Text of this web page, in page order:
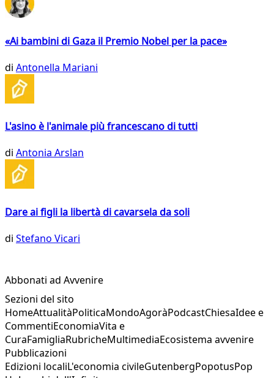
«Ai bambini di Gaza il Premio Nobel per la pace»
di Antonella Mariani
L'asino è l'animale più francescano di tutti
di Antonia Arslan
Dare ai figli la libertà di cavarsela da soli
di Stefano Vicari
Abbonati ad Avvenire
Sezioni del sito
HomeAttualitàPoliticaMondoAgoràPodcastChiesaIdee e
CommentiEconomiaVita e
CuraFamigliaRubricheMultimediaEcosistema avvenire
Pubblicazioni
Edizioni localiL'economia civileGutenbergPopotusPop